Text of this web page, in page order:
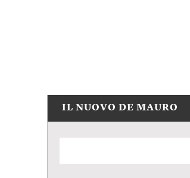
IL NUOVO DE MAURO